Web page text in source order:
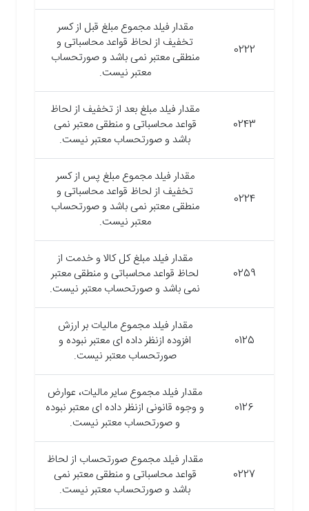
0222
مقدار فیلد مجموع مبلغ قبل از کسر
تخفیف از لحاظ قواعد محاسباتی و
منطقی معتبر نمی باشد و صورتحساب
معتبر نیست.
0243
مقدار فیلد مبلغ بعد از تخفیف از لحاظ
قواعد محاسباتی و منطقی معتبر نمی
باشد و صورتحساب معتبر نیست.
0224
مقدار فیلد مجموع مبلغ پس از کسر
تخفیف از لحاظ قواعد محاسباتی و
منطقی معتبر نمی باشد و صورتحساب
معتبر نیست.
0259
مقدار فیلد مبلغ کل کالا و خدمت از
لحاظ قواعد محاسباتی و منطقی معتبر
نمی باشد و صورتحساب معتبر نیست.
0125
مقدار فیلد مجموع مالیات بر ارزش
افزوده ازنظر داده ای معتبر نبوده و
صورتحساب معتبر نیست.
0126
مقدار فیلد مجموع سایر مالیات، عوارض
و وجوه قانونی ازنظر داده ای معتبر نبوده
و صورتحساب معتبر نیست.
0227
مقدار فیلد مجموع صورتحساب از لحاظ
قواعد محاسباتی و منطقی معتبر نمی
باشد و صورتحساب معتبر نیست.